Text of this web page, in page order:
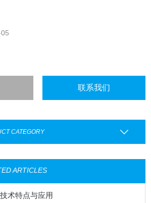
联系我们
CATEGORY
ARTICLES
术特点与应用